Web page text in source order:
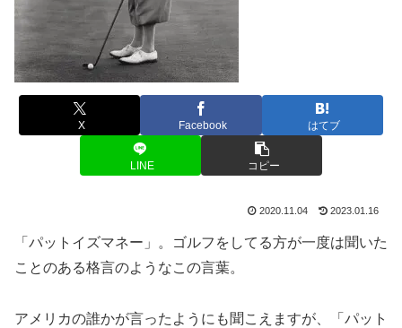
X Facebook はてブ
LINE コピー
2020.11.04 2023.01.16
「パットイズマネー」。ゴルフをしてる方が一度は聞いた
ことのある格言のようなこの言葉。
アメリカの誰かが言ったようにも聞こえますが、「パット